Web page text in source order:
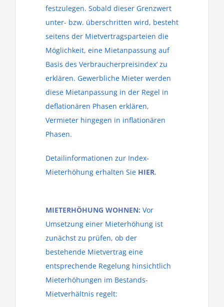
festzulegen. Sobald dieser Grenzwert
unter- bzw. überschritten wird, besteht
seitens der Mietvertragsparteien die
Möglichkeit, eine Mietanpassung auf
Basis des Verbraucherpreisindex‘ zu
erklären. Gewerbliche Mieter werden
diese Mietanpassung in der Regel in
deflationären Phasen erklären,
Vermieter hingegen in inflationären
Phasen.
Detailinformationen zur Index-
Mieterhöhung erhalten Sie HIER.
MIETERHÖHUNG WOHNEN: Vor
Umsetzung einer Mieterhöhung ist
zunächst zu prüfen, ob der
bestehende Mietvertrag eine
entsprechende Regelung hinsichtlich
Mieterhöhungen im Bestands-
Mietverhältnis regelt: